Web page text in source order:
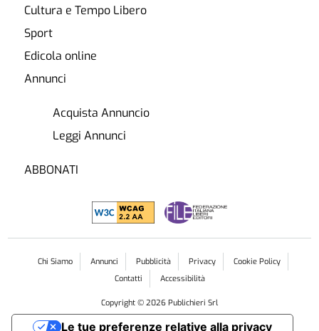
Cultura e Tempo Libero
Sport
Edicola online
Annunci
Acquista Annuncio
Leggi Annunci
ABBONATI
Chi Siamo Annunci Pubblicità Privacy
Cookie Policy
Contatti
Accessibilità
Copyright © 2026 Publichieri Srl
Le tue preferenze relative alla privacy